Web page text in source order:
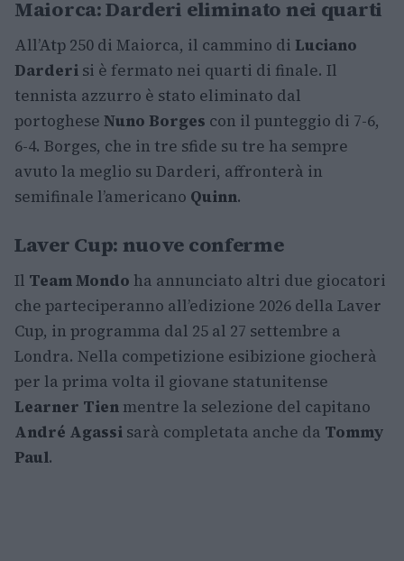
Maiorca: Darderi eliminato nei quarti
All’Atp 250 di Maiorca, il cammino di Luciano
Darderi si è fermato nei quarti di finale. Il
tennista azzurro è stato eliminato dal
portoghese Nuno Borges con il punteggio di 7-6,
6-4. Borges, che in tre sfide su tre ha sempre
avuto la meglio su Darderi, affronterà in
semifinale l’americano Quinn.
Laver Cup: nuove conferme
Il Team Mondo ha annunciato altri due giocatori
che parteciperanno all’edizione 2026 della Laver
Cup, in programma dal 25 al 27 settembre a
Londra. Nella competizione esibizione giocherà
per la prima volta il giovane statunitense
Learner Tien mentre la selezione del capitano
André Agassi sarà completata anche da Tommy
Paul.